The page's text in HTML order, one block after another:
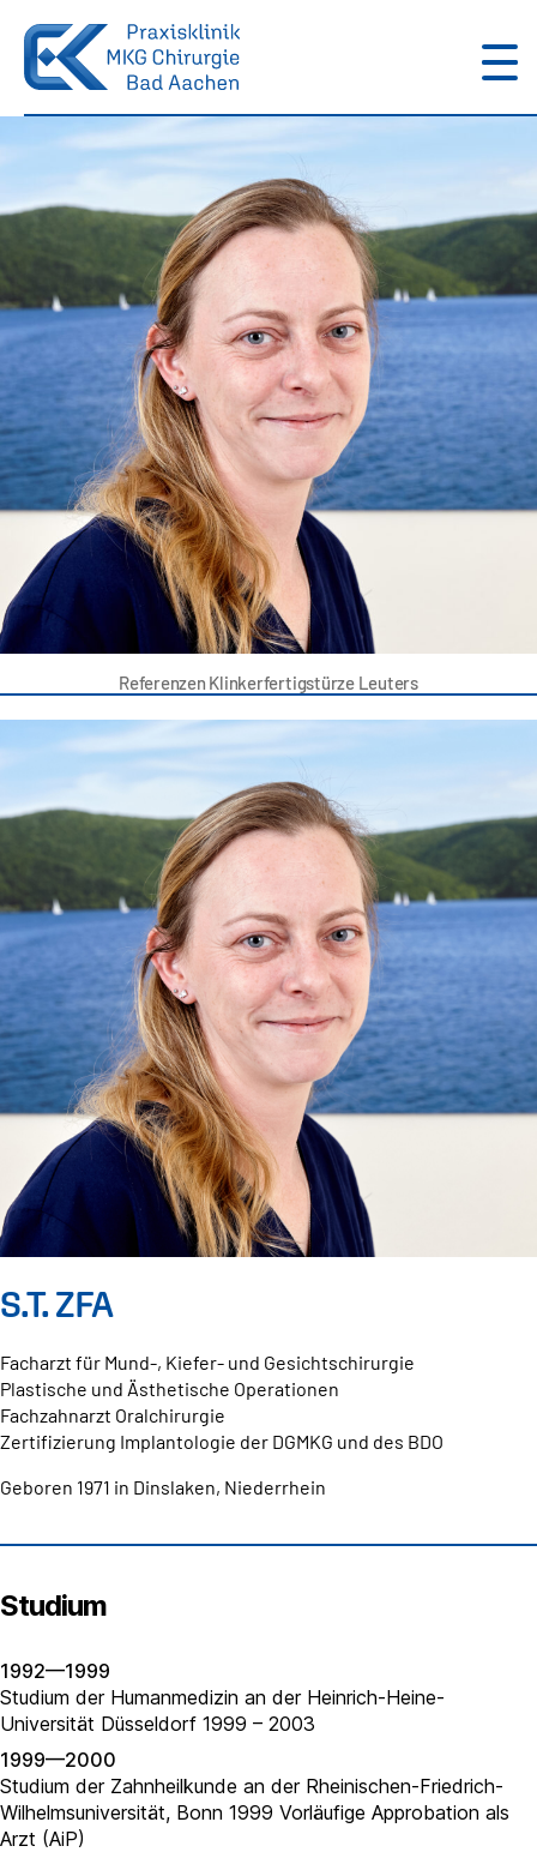
Aachen
Referenzen Klinkerfertigstürze Leuters
S.T. ZFA
Facharzt für Mund-, Kiefer- und Gesichtschirurgie
Plastische und Ästhetische Operationen
Fachzahnarzt Oralchirurgie
Zertifizierung Implantologie der DGMKG und des BDO
Geboren 1971 in Dinslaken, Niederrhein
Studium
1992—1999
Studium der Humanmedizin an der Heinrich-Heine-
Universität Düsseldorf 1999 – 2003
1999—2000
Studium der Zahnheilkunde an der Rheinischen-Friedrich-
Wilhelmsuniversität, Bonn 1999 Vorläufige Approbation als
Arzt (AiP)